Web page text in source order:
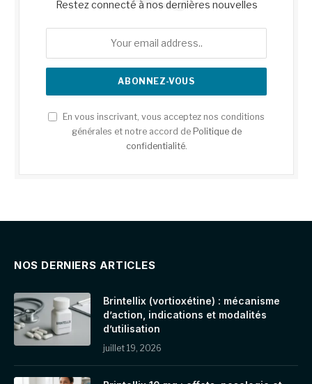
Restez connecté à nos dernières nouvelles
En vous inscrivant, vous acceptez nos conditions
générales et notre accord de Politique de
confidentialité.
NOS DERNIERS ARTICLES
Brintellix (vortioxétine) : mécanisme
d’action, indications et modalités
d’utilisation
juillet 19, 2026